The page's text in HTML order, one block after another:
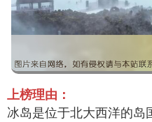
上榜理由：
冰岛是位于北大西洋的岛